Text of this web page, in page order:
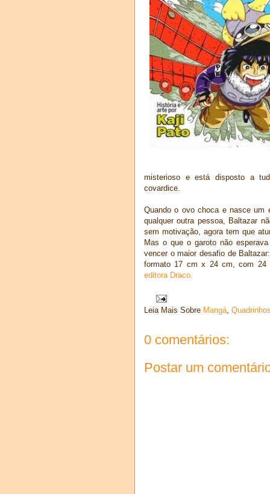
misterioso e está disposto a
covardice.
Quando o ovo choca e nasce um
qualquer outra pessoa, Baltazar
sem motivação, agora tem que
Mas o que o garoto não
vencer o maior desafio de
formato 17 cm x 24 cm, com 24
editora Draco.
Leia Mais Sobre Mangá, Quadrinhos
0 comentários:
Postar um